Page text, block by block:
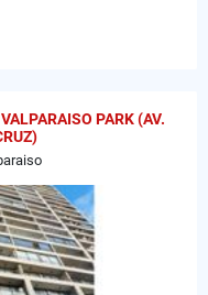
PARK (AV.